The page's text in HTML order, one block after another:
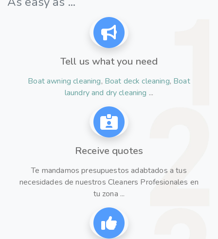
Tell us what you need
Boat awning cleaning, Boat deck cleaning, Boat
laundry and dry cleaning ...
Receive quotes
Te mandamos presupuestos adabtados a tus
necesidades de nuestros Cleaners Profesionales en
tu zona ...